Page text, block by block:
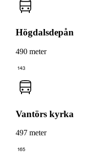
Högdalsdepån
490 meter
143
Vantörs kyrka
497 meter
165